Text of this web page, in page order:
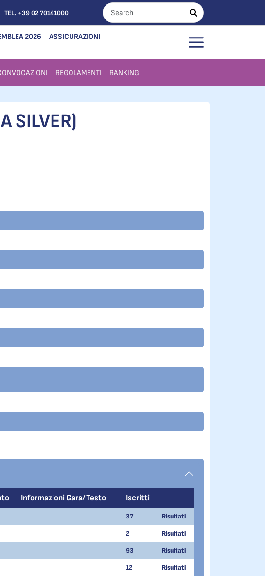
TEL. +39 02 70141000
2026
ASSICURAZIONI
REGOLAMENTI RANKING
SILVER)
Informazioni Gara/Testo Iscritti
37 Risultati
2 Risultati
93 Risultati
12 Risultati